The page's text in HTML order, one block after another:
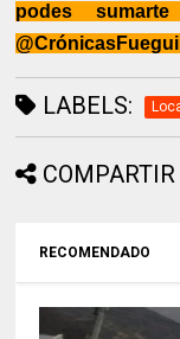
podes
LABELS:
COMPARTIR
RECOMENDADO